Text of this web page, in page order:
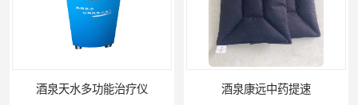
天水多功能治疗仪 酒泉康远中药提速